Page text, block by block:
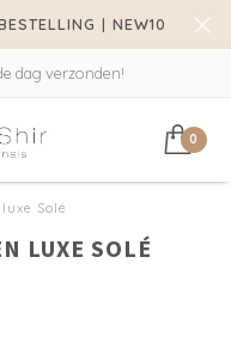
| NEW10
dag verzonden!
0
Solé
LUXE SOLÉ